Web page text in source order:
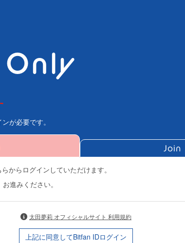
が必要です。
Join
からログインしていただけます。
進みください。
太田夢莉 オフィシャルサイト 利用規約
上記に同意してBitfan IDログイン